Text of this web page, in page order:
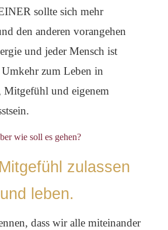
sollte sich mehr
den anderen vorangehen
und jeder Mensch ist
zum Leben in
Mitgefühl und eigenem
wie soll es gehen?
zulassen
und leben.
dass wir alle miteinander